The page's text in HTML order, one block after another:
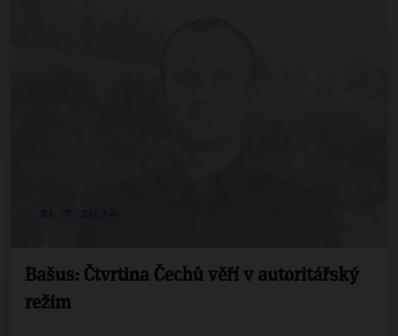
Bašus: Čtvrtina Čechů věří v autoritářský
režim